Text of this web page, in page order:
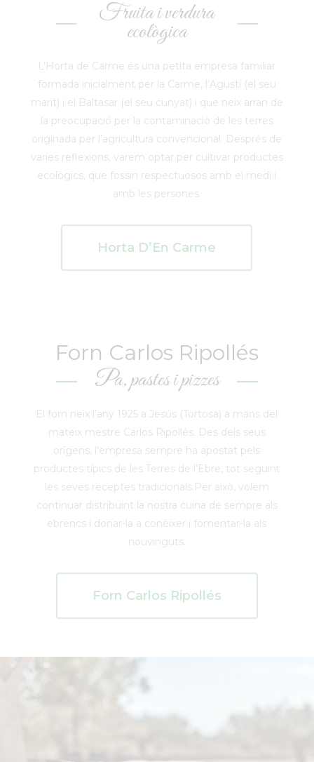
Fruita i verdura
ecològica
L’Horta de Carme és una petita empresa familiar
formada inicialment per la Carme, l’Agustí (el seu
marit) i el Baltasar (el seu cunyat) i que neix arran de
la preocupació per la contaminació de les terres
originada per l’agricultura convencional. Després de
varies reflexions, varem optar per cultivar productes
ecològics, que fossin respectuosos amb el medi i
amb les persones.
Horta D’En Carme
Forn Carlos Ripollés
Pa, pastes i pizzes
El forn neix l’any 1925 a Jesús (Tortosa) a mans del
mateix mestre Carlos Ripollés. Des dels seus
orígens, l’empresa sempre ha apostat pels
productes típics de les Terres de l’Ebre, tot seguint
les seves receptes tradicionals.Per això, volem
continuar distribuint la nostra cuina de sempre als
ebrencs i donar-la a conèixer i fomentar-la als
nouvinguts.
Forn Carlos Ripollés